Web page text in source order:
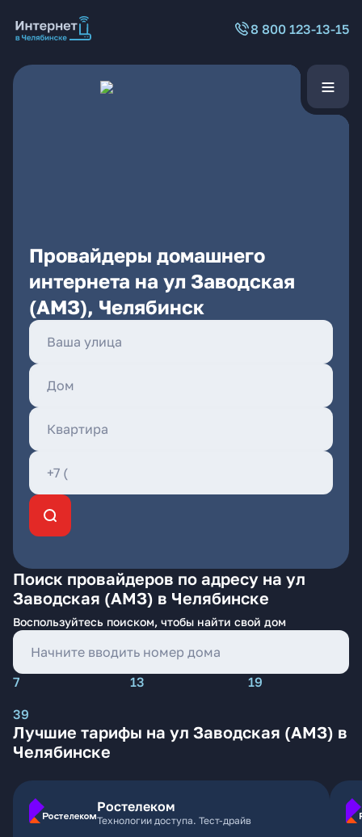
8 800 123-13-15
Провайдеры домашнего
интернета на ул Заводская
(АМЗ), Челябинск
Поиск провайдеров по адресу на ул
Заводская (АМЗ) в Челябинске
Воспользуйтесь поиском, чтобы найти свой дом
7 13
19
39
Лучшие тарифы на ул Заводская (АМЗ) в
Челябинске
Ростелеком
Технологии доступа. Тест-драйв